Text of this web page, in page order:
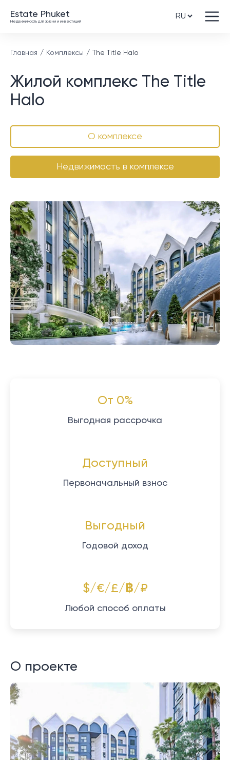
Estate Phuket
Недвижимость для жизни и инвестиций
Главная Комплексы The Title Halo
Жилой комплекс The Title
Halo
О комплексе
Недвижимость в комплексе
От 0%
Выгодная рассрочка
Доступный
Первоначальный взнос
Выгодный
Годовой доход
$/€/£/฿/₽
Любой способ оплаты
О проекте